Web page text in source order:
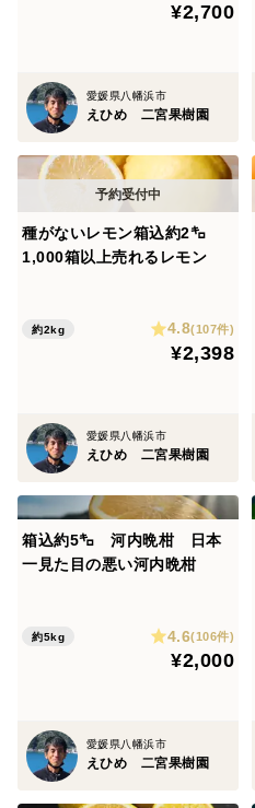
¥2,700
愛媛県八幡浜市
えひめ 二宮果樹園
種がないレモン箱込約2㌔
1,000箱以上売れるレモン
約2kg 4.8(107件)
¥2,398
愛媛県八幡浜市
えひめ 二宮果樹園
箱込約5㌔ 河内晩柑 日本
一見た目の悪い河内晩柑
約5kg 4.6(106件)
¥2,000
愛媛県八幡浜市
えひめ 二宮果樹園